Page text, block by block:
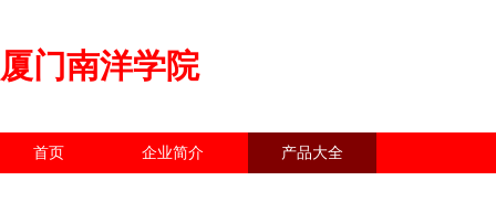
厦门南洋学院
首页 企业简介 产品大全